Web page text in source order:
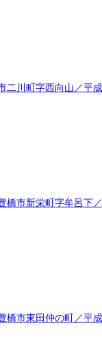
二川町字西向山／平
市新栄町字牟呂下
市東田仲の町／平